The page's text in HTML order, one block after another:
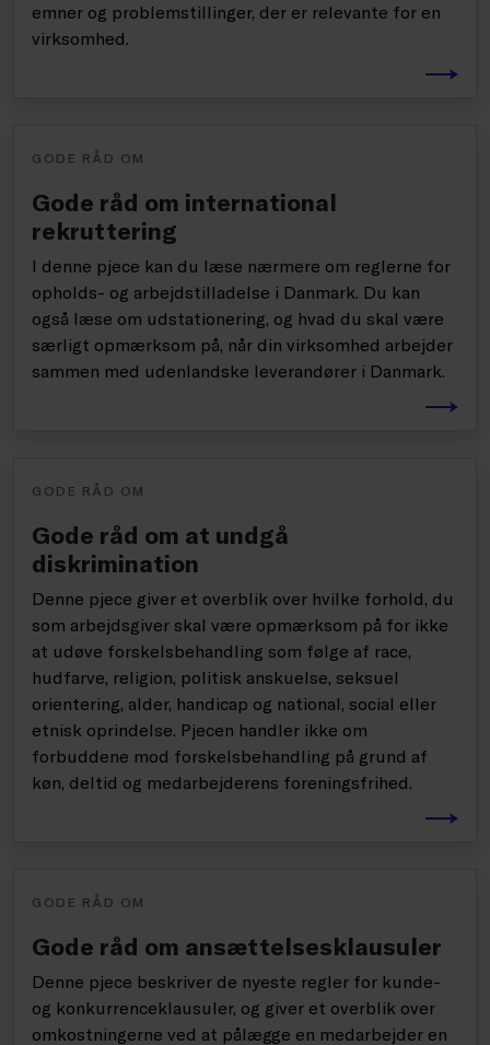
emner og problemstillinger, der er relevante for en
virksomhed.
GODE RÅD OM
Gode råd om international
rekruttering
I denne pjece kan du læse nærmere om reglerne for
opholds- og arbejdstilladelse i Danmark. Du kan
også læse om udstationering, og hvad du skal være
særligt opmærksom på, når din virksomhed arbejder
sammen med udenlandske leverandører i Danmark.
GODE RÅD OM
Gode råd om at undgå
diskrimination
Denne pjece giver et overblik over hvilke forhold, du
som arbejdsgiver skal være opmærksom på for ikke
at udøve forskelsbehandling som følge af race,
hudfarve, religion, politisk anskuelse, seksuel
orientering, alder, handicap og national, social eller
etnisk oprindelse. Pjecen handler ikke om
forbuddene mod forskelsbehandling på grund af
køn, deltid og medarbejderens foreningsfrihed.
GODE RÅD OM
Gode råd om ansættelsesklausuler
Denne pjece beskriver de nyeste regler for kunde-
og konkurrenceklausuler, og giver et overblik over
omkostningerne ved at pålægge en medarbejder en